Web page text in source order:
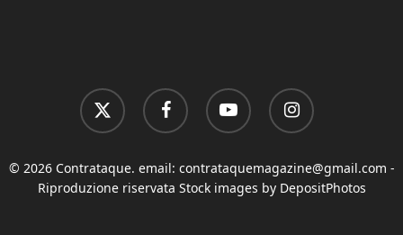
x-
twitter
facebook youtube instagram
© 2026 Contrataque. email: contrataquemagazine@gmail.com -
Riproduzione riservata Stock images by DepositPhotos